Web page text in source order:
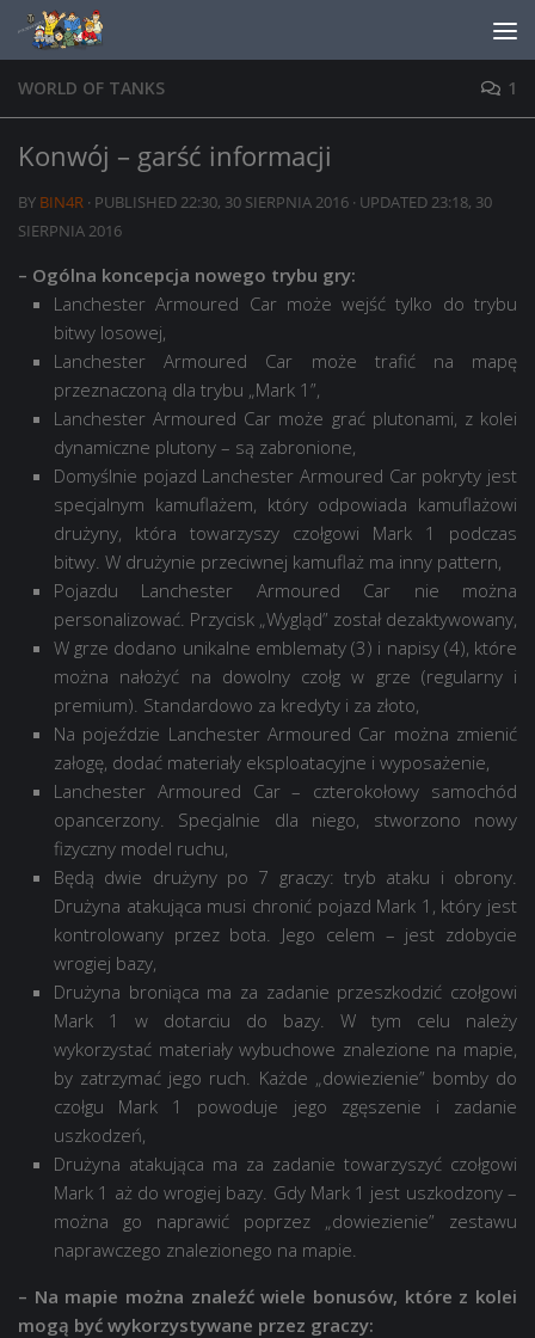
Skip to content
WORLD OF TANKS 1
Konwój – garść informacji
BY BIN4R · PUBLISHED 22:30, 30 SIERPNIA 2016 · UPDATED 23:18, 30
SIERPNIA 2016
– Ogólna koncepcja nowego trybu gry:
Lanchester Armoured Car może wejść tylko do trybu
bitwy losowej,
Lanchester Armoured Car może trafić na mapę
przeznaczoną dla trybu „Mark 1”,
Lanchester Armoured Car może grać plutonami, z kolei
dynamiczne plutony – są zabronione,
Domyślnie pojazd Lanchester Armoured Car pokryty jest
specjalnym kamuflażem, który odpowiada kamuflażowi
drużyny, która towarzyszy czołgowi Mark 1 podczas
bitwy. W drużynie przeciwnej kamuflaż ma inny pattern,
Pojazdu Lanchester Armoured Car nie można
personalizować. Przycisk „Wygląd” został dezaktywowany,
W grze dodano unikalne emblematy (3) i napisy (4), które
można nałożyć na dowolny czołg w grze (regularny i
premium). Standardowo za kredyty i za złoto,
Na pojeździe Lanchester Armoured Car można zmienić
załogę, dodać materiały eksploatacyjne i wyposażenie,
Lanchester Armoured Car – czterokołowy samochód
opancerzony. Specjalnie dla niego, stworzono nowy
fizyczny model ruchu,
Będą dwie drużyny po 7 graczy: tryb ataku i obrony.
Drużyna atakująca musi chronić pojazd Mark 1, który jest
kontrolowany przez bota. Jego celem – jest zdobycie
wrogiej bazy,
Drużyna broniąca ma za zadanie przeszkodzić czołgowi
Mark 1 w dotarciu do bazy. W tym celu należy
wykorzystać materiały wybuchowe znalezione na mapie,
by zatrzymać jego ruch. Każde „dowiezienie” bomby do
czołgu Mark 1 powoduje jego zgęszenie i zadanie
uszkodzeń,
Drużyna atakująca ma za zadanie towarzyszyć czołgowi
Mark 1 aż do wrogiej bazy. Gdy Mark 1 jest uszkodzony –
można go naprawić poprzez „dowiezienie” zestawu
naprawczego znalezionego na mapie.
– Na mapie można znaleźć wiele bonusów, które z kolei
mogą być wykorzystywane przez graczy: